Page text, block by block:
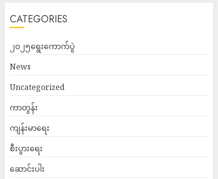
CATEGORIES
၂၀၂၅ရွေးကောက်ပွဲ
News
Uncategorized
ကာတွန်း
ကျန်းမာရေး
စီးပွားရေး
ဆောင်းပါး